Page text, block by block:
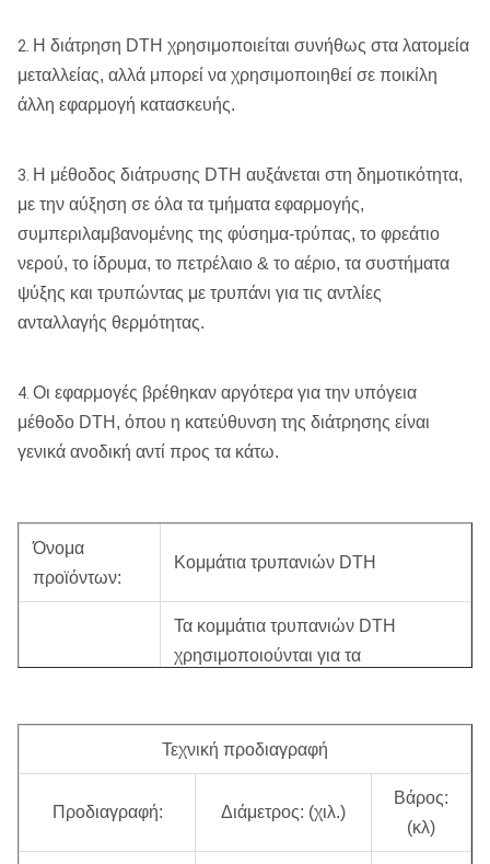
2. Η διάτρηση DTH χρησιμοποιείται συνήθως στα λατομεία
μεταλλείας, αλλά μπορεί να χρησιμοποιηθεί σε ποικίλη
άλλη εφαρμογή κατασκευής.
3. Η μέθοδος διάτρυσης DTH αυξάνεται στη δημοτικότητα,
με την αύξηση σε όλα τα τμήματα εφαρμογής,
συμπεριλαμβανομένης της φύσημα-τρύπας, το φρεάτιο
νερού, το ίδρυμα, το πετρέλαιο & το αέριο, τα συστήματα
ψύξης και τρυπώντας με τρυπάνι για τις αντλίες
ανταλλαγής θερμότητας.
4. Οι εφαρμογές βρέθηκαν αργότερα για την υπόγεια
μέθοδο DTH, όπου η κατεύθυνση της διάτρησης είναι
γενικά ανοδική αντί προς τα κάτω.
Όνομα
προϊόντων:
Κομμάτια τρυπανιών DTH
Περιγραφή:
Τα κομμάτια τρυπανιών DTH
χρησιμοποιούνται για τα
νερού.
Εργαζόμενος με το σφυρί DTH, που
εφαρμόζεται κυρίως στη μεταλλεία,
Τεχνική προδιαγραφή
Προδιαγραφή: Διάμετρος: (χιλ.)
Βάρος:
(κλ)